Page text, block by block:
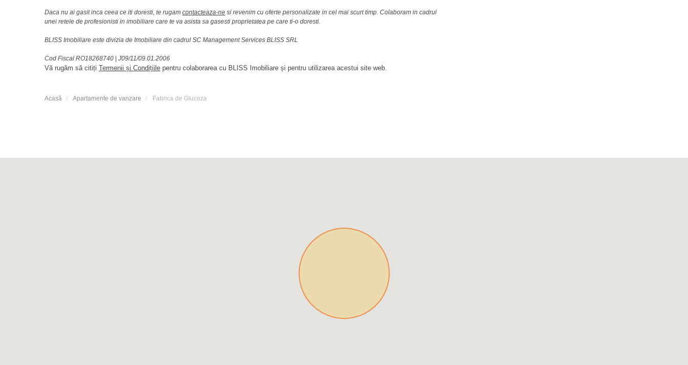
Daca nu ai gasit inca ceea ce iti doresti, te rugam contacteaza-ne si revenim cu oferte personalizate in cel mai scurt timp. Colaboram in cadrul
unei retele de profesionisti in imobiliare care te va asista sa gasesti proprietatea pe care ti-o doresti.
BLISS Imobiliare este divizia de Imobiliare din cadrul SC Management Services BLISS SRL
Cod Fiscal RO18268740 | J09/11/09.01.2006
Vă rugăm să citiți Termenii și Condițiile pentru colaborarea cu BLISS Imobiliare și pentru utilizarea acestui site web.
Acasă Apartamente de vanzare Fabrica de Glucoza